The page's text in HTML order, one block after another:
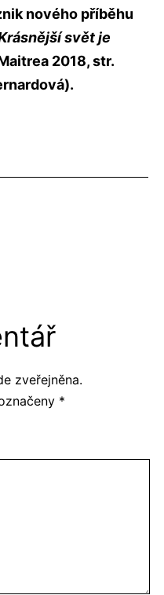
nového příběhu
svět je
2018, str.
zveřejněna.
*